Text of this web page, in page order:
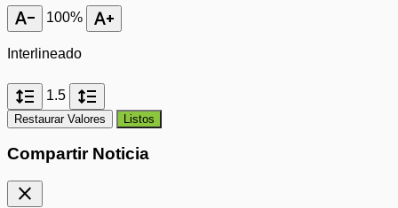
text_decrease 100% text_increase
Interlineado
format_line_spacing 1.5 format_line_spacing
Restaurar Valores Listos
Compartir Noticia
close